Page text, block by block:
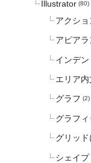
Illustrator (80)
アクショ
アピアラ
インデン
エリア
グラフ (2)
グラフ
グリッド
シェイプ